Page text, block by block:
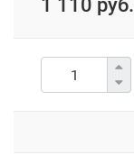
1 110 руб.